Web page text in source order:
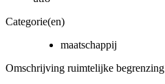
Categorie(en)
maatschappij
Omschrijving ruimtelijke begrenzing